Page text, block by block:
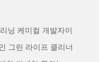
닝 케미컬 개발자이
그린 라이프 클리너